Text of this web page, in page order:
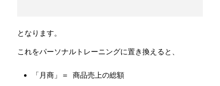
となります。
これをパーソナルトレーニングに置き換えると、
「月商」＝ 商品売上の総額